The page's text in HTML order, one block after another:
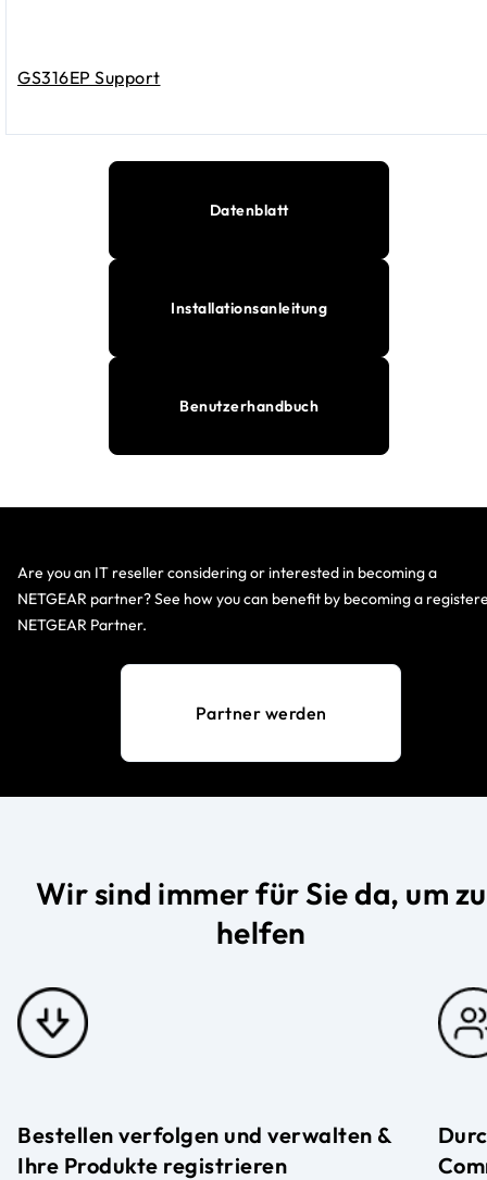
GS316EP Support
Datenblatt
Installationsanleitung
Benutzerhandbuch
Are you an IT reseller considering or interested in becoming a
NETGEAR partner? See how you can benefit by becoming a
NETGEAR Partner.
Partner werden
Wir sind immer für Sie da, um zu
helfen
Bestellen verfolgen und verwalten &
Ihre Produkte registrieren